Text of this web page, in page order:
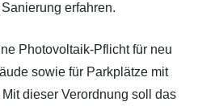
erfahren.
Photovoltaik-Pflicht für neu
sowie für Parkplätze mit
dieser Verordnung soll das